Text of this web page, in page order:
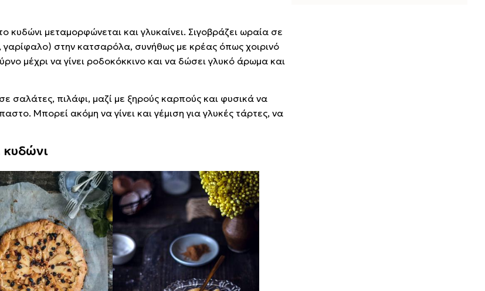
κυδώνι μεταμορφώνεται και γλυκαίνει. Σιγοβράζει ωραία σε
στην κατσαρόλα, συνήθως με κρέας όπως χοιρινό
μέχρι να γίνει ροδοκόκκινο και να δώσει γλυκό άρωμα και
σαλάτες, πιλάφι, μαζί με ξηρούς καρπούς και φυσικά να
Μπορεί ακόμη να γίνει και γέμιση για γλυκές τάρτες, να
κυδώνι